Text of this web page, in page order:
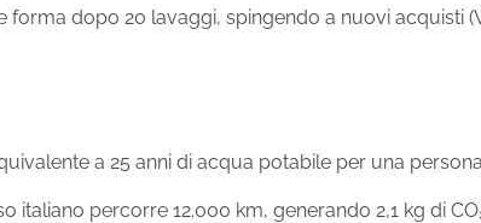
dopo 20 lavaggi, spingendo a nuovi acquisti
a 25 anni di acqua potabile per una persona
percorre 12.000 km, generando 2,1 kg di